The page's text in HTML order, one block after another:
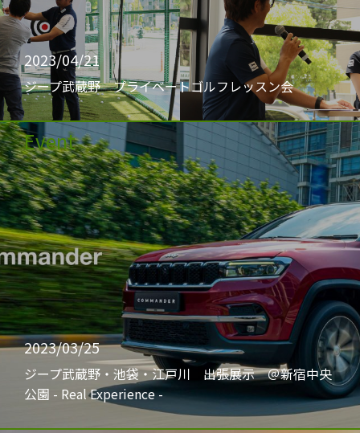
2023/04/21
ジープ武蔵野 プライベートゴルフレッスン会
Event
2023/03/25
ジープ武蔵野・池袋・江戸川 出張展示 ＠新宿中央
公園 - Real Experience -